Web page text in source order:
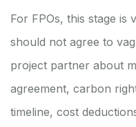
For FPOs, this stage is
should not agree to
project partner about
agreement, carbon
timeline, cost